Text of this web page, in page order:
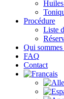
Procédure
Liste
Qui sommes
FAQ
Contact